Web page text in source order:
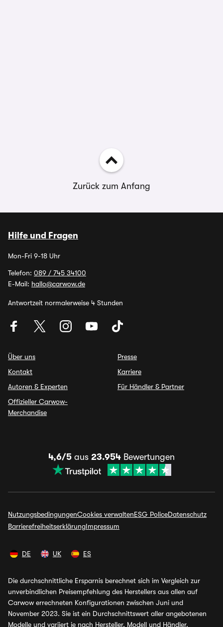
Zurück zum Anfang
Hilfe und Fragen
Mon-Fri 9-18 Uhr
Telefon: 089 / 745 34100
E-Mail: hallo@carwow.de
Antwortzeit normalerweise 4 Stunden
Über uns
Kontakt
Autoren & Experten
Offizieller Carwow-
Merchandise
Presse
Karriere
Für Händler & Partner
4,6/5 aus 23.954 Bewertungen
NutzungsbedingungenCookies verwaltenESG PoliceDatenschutz
BarrierefreiheitserklärungImpressum
DE UK ES
Die durchschnittliche Ersparnis berechnet sich im Vergleich zur
unverbindlichen Preisempfehlung des Herstellers aus allen auf
Carwow errechneten Konfigurationen zwischen Juni und
November 2023. Sie ist ein Durchschnittswert aller angebotenen
Modelle und variiert je nach Hersteller, Modell und Händler.